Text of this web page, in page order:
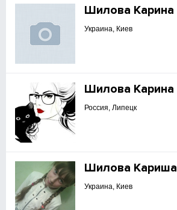
Шилова Карина
Украина, Киев
Шилова Карина
Россия, Липецк
Шилова Кариша
Украина, Киев